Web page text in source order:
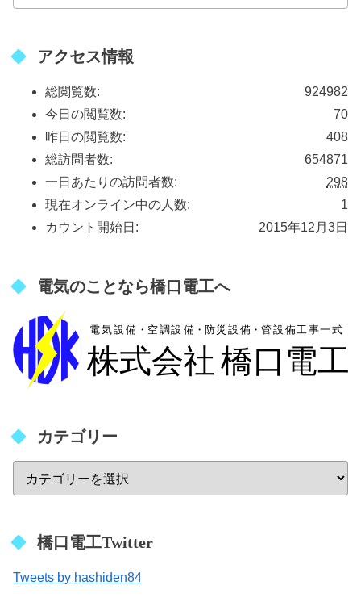
アクセス情報
924982
総閲覧数:
70
今日の閲覧数:
408
昨日の閲覧数:
654871
総訪問者数:
298
一日あたりの訪問者数:
1
現在オンライン中の人数:
2015年12月3日
カウント開始日:
電気のことなら橋口電工へ
カテゴリー
橋口電工Twitter
Tweets by hashiden84